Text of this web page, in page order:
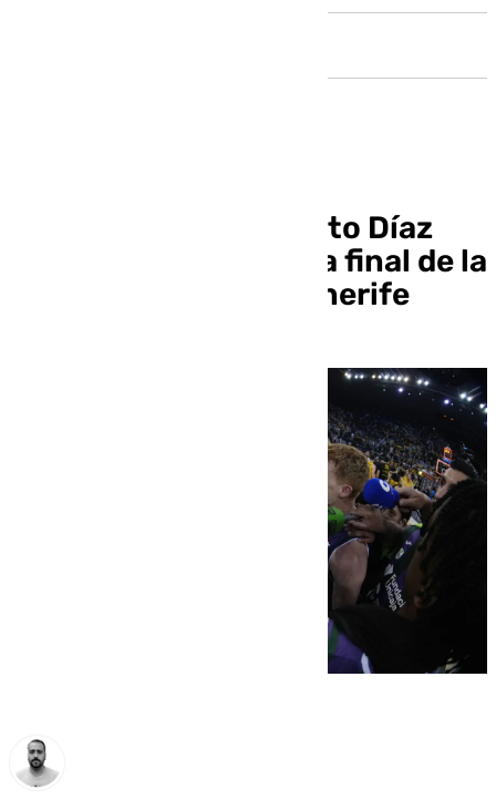
Yankuba Sima y Alberto Díaz
meten al Unicaja en la final de la
Copa tras ganar al Tenerife